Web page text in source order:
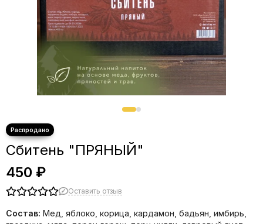
Сбитень "ПРЯНЫЙ"
450 ₽
Оставить отзыв
Состав: Мед, яблоко, корица, кардамон, бадьян, имбирь,